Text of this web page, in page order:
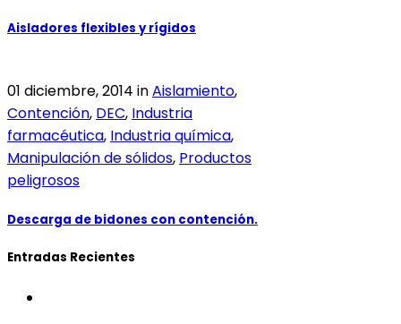
Aisladores flexibles y rígidos
01 diciembre, 2014 inAislamiento,
Contención, DEC, Industria
farmacéutica, Industria química,
Manipulación de sólidos, Productos
peligrosos
Descarga de bidones con contención.
Entradas Recientes